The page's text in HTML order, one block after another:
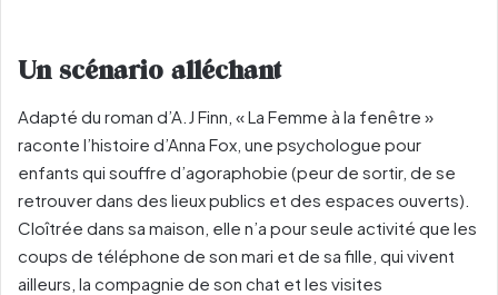
Un scénario alléchant
Adapté du roman d’A.J Finn, « La Femme à la fenêtre »
raconte l’histoire d’Anna Fox, une psychologue pour
enfants qui souffre d’agoraphobie (peur de sortir, de se
retrouver dans des lieux publics et des espaces ouverts).
Cloîtrée dans sa maison, elle n’a pour seule activité que les
coups de téléphone de son mari et de sa fille, qui vivent
ailleurs, la compagnie de son chat et les visites